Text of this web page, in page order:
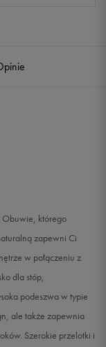
o dostępności
o dostępności
o dostępności
Obuwie, którego
zapewni Ci
w połączeniu z
dla stóp,
podeszwa w typie
ale także zapewnia
Szerokie przelotki i